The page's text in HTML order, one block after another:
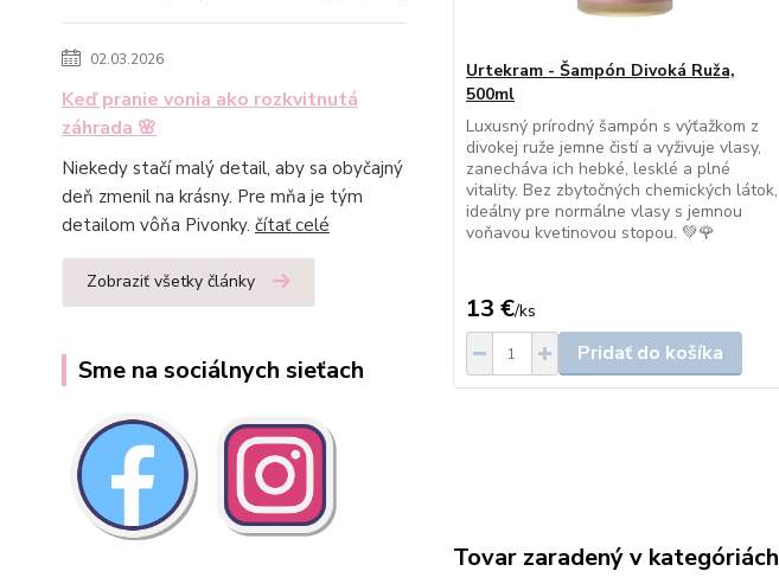
02.03.2026
Keď pranie vonia ako rozkvitnutá
záhrada 🌸
Niekedy stačí malý detail, aby sa obyčajný
deň zmenil na krásny. Pre mňa je tým
detailom vôňa Pivonky. čítať celé
Zobraziť všetky články
Sme na sociálnych sieťach
Urtekram - Šampón Divoká Ruža,
500ml
Luxusný prírodný šampón s výťažkom z
divokej ruže jemne čistí a vyživuje vlasy,
zanecháva ich hebké, lesklé a plné
vitality. Bez zbytočných chemických látok,
ideálny pre normálne vlasy s jemnou
voňavou kvetinovou stopou. 💚🌹
13 €/ks
Pridať do košíka
Tovar zaradený v kategóriách